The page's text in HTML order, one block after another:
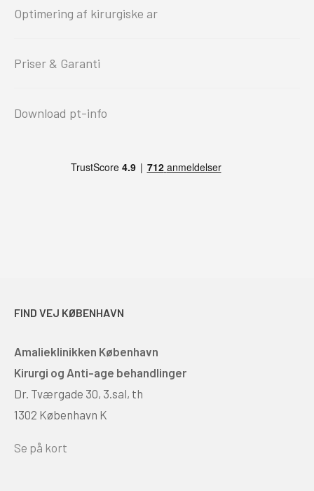
Optimering af kirurgiske ar
Priser & Garanti
Download pt-info
FIND VEJ KØBENHAVN
Amalieklinikken København
Kirurgi og Anti-age behandlinger
Dr. Tværgade 30, 3.sal, th
1302 København K
Se på kort